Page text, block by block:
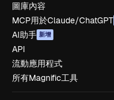
圖庫內容
MCP用於Claude/ChatGPT
AI助手 新增
API
流動應用程式
所有Magnific工具